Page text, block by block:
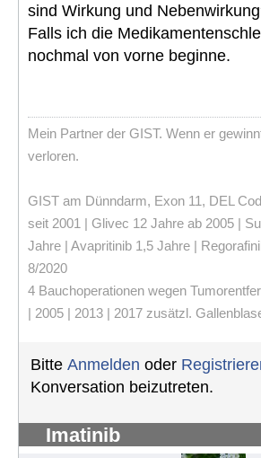
sind Wirkung und
Falls ich die
nochmal von vorne beginne.
Mein Partner der GIST. Wenn er
verloren.
GIST am Dünndarm, Exon 11, DEL
seit 2001 | Glivec 12 Jahre ab 2005 |
Jahre | Avapritinib 1,5 Jahre |
8/2020
4 Bauchoperationen wegen
| 2005 | 2013 | 2017 zusätzl.
Bitte Anmelden oder
Konversation beizutreten.
Imatinib